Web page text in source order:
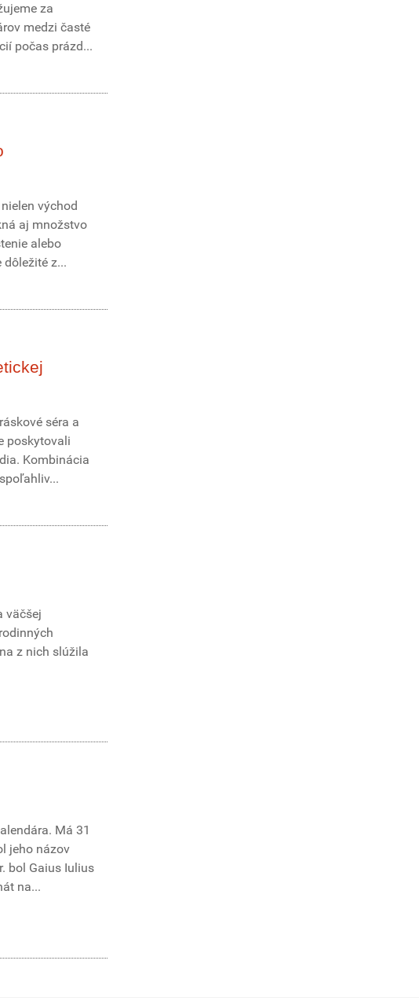
za
medzi časté
počas prázd...
východ
aj množstvo
alebo
dôležité z...
séra a
poskytovali
Kombinácia
väčšej
z nich slúžila
Má 31
jeho názov
bol Gaius Iulius
na...